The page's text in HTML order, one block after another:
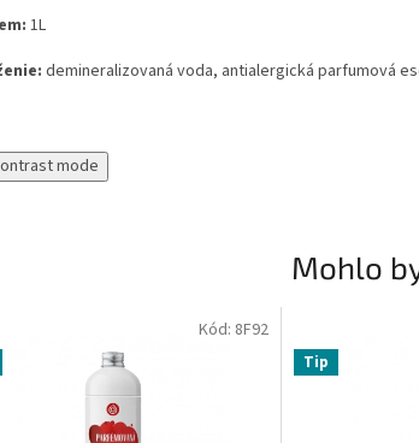
1L
demineralizovaná voda, antialergická parfumová
mode
Mohlo
Kód: 8F92
Tip